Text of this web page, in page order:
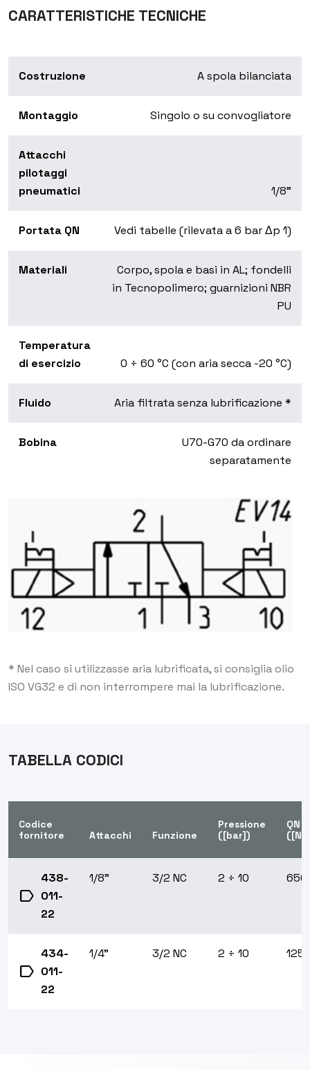
CARATTERISTICHE TECNICHE
Costruzione A spola bilanciata
Montaggio Singolo o su convogliatore
Attacchi
pilotaggi
pneumatici
1/8”
Portata QN Vedi tabelle (rilevata a 6 bar Δp 1)
Materiali
Corpo, spola e basi in AL; fondelli
in Tecnopolimero; guarnizioni NBR
PU
Temperatura
di esercizio
0 ÷ 60 °C (con aria secca -20 °C)
Fluido Aria filtrata senza lubrificazione *
Bobina
U70-G70 da ordinare
separatamente
* Nel caso si utilizzasse aria lubrificata, si consiglia olio
ISO VG32 e di non interrompere mai la lubrificazione.
TABELLA CODICI
Codice
fornitore
Attacchi Funzione
Pressione
([bar])
QN
([Nl/
label
438-
011-
22
1/8" 3/2 NC 2 ÷ 10 650
label
434-
011-
22
1/4" 3/2 NC 2 ÷ 10